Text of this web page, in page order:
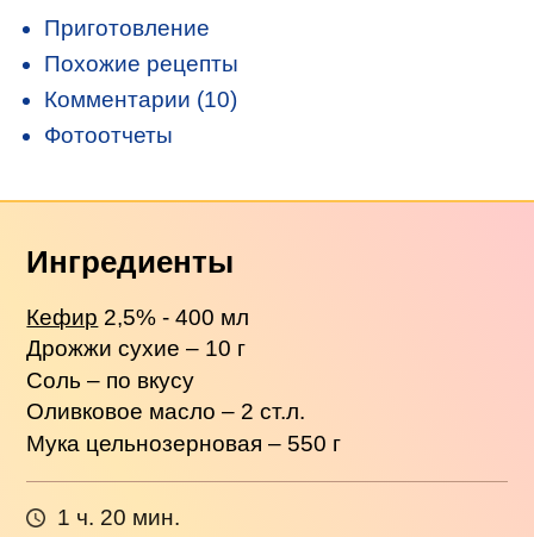
Приготовление
Похожие рецепты
Комментарии (10)
Фотоотчеты
Ингредиенты
Кефир 2,5% - 400 мл
Дрожжи сухие – 10 г
Соль – по вкусу
Оливковое масло – 2 ст.л.
Мука цельнозерновая – 550 г
1 ч. 20 мин.